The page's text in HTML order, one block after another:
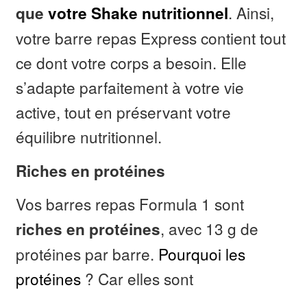
que votre Shake nutritionnel. Ainsi,
votre barre repas Express contient tout
ce dont votre corps a besoin. Elle
s’adapte parfaitement à votre vie
active, tout en préservant votre
équilibre nutritionnel.
Riches en protéines
Vos barres repas Formula 1 sont
riches en protéines, avec 13 g de
protéines par barre. Pourquoi les
protéines? Car elles sont